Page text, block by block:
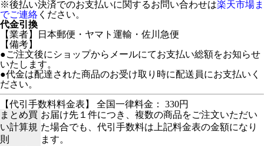
※後払い決済でのお支払いに関するお問い合わせは楽天市場ま
でご連絡 ください。
代金引換
【業者】日本郵便・ヤマト運輸・佐川急便
【備考】
●ご注文後にショップからメールにてお支払い総額をお知らせ
いたします。
●代金は配達された商品のお受け取り時に配送員にお支払いく
ださい。
【代引手数料料金表】 全国一律料金： 330円
まとめ買
い計算規
則
お届け先１件につき、複数の商品をご注文いただい
た場合でも、代引手数料は上記料金表の金額になり
ます。